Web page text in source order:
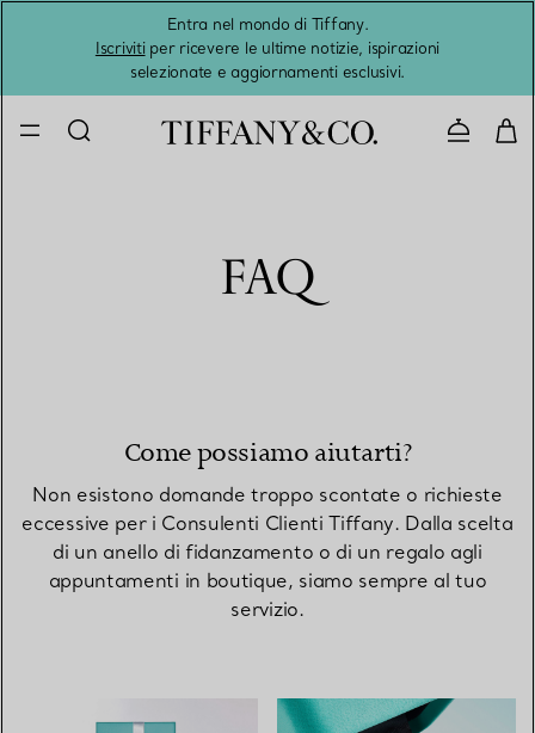
Entra nel mondo di Tiffany.
Iscrivitiper ricevere le ultime notizie, ispirazioni
selezionate e aggiornamenti esclusivi.
FAQ
Come possiamo aiutarti?
Non esistono domande troppo scontate o richieste
eccessive per i Consulenti Clienti Tiffany. Dalla scelta
di un anello di fidanzamento o di un regalo agli
appuntamenti in boutique, siamo sempre al tuo
servizio.